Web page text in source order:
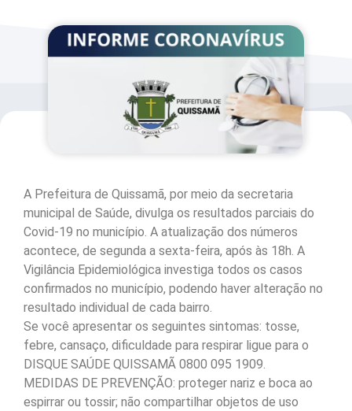
A Prefeitura de Quissamã, por meio da secretaria
municipal de Saúde, divulga os resultados parciais do
Covid-19 no município. A atualização dos números
acontece, de segunda a sexta-feira, após às 18h. A
Vigilância Epidemiológica investiga todos os casos
confirmados no município, podendo haver alteração no
resultado individual de cada bairro.
Se você apresentar os seguintes sintomas: tosse,
febre, cansaço, dificuldade para respirar ligue para o
DISQUE SAÚDE QUISSAMÃ 0800 095 1909.
MEDIDAS DE PREVENÇÃO: proteger nariz e boca ao
espirrar ou tossir; não compartilhar objetos de uso